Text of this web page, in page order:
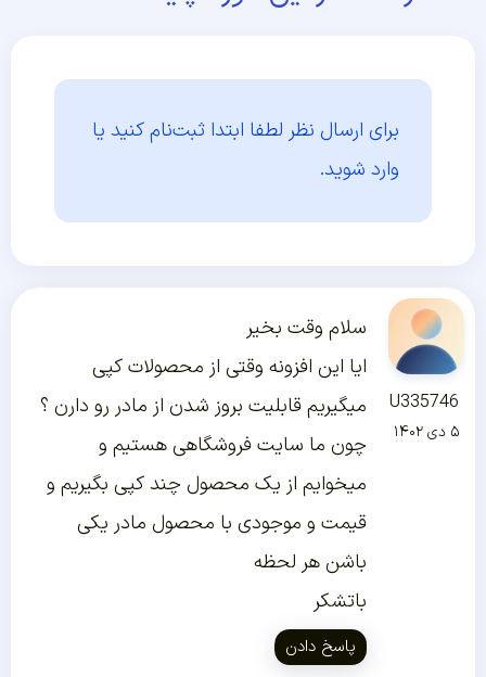
برای ارسال نظر لطفا ابتدا ثبت‌نام کنید یا
وارد شوید.
U335746
۵ دی ۱۴۰۲
سلام وقت بخیر
ایا این افزونه وقتی از محصولات کپی
میگیریم قابلیت بروز شدن از مادر رو دارن ؟
چون ما سایت فروشگاهی هستیم و
میخوایم از یک محصول چند کپی بگیریم و
قیمت و موجودی با محصول مادر یکی
باشن هر لحظه
باتشکر
پاسخ دادن